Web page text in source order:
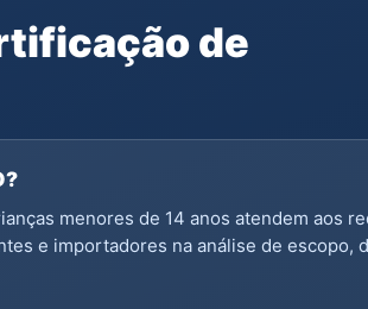
de
menores de 14 anos atendem aos
e importadores na análise de escopo,